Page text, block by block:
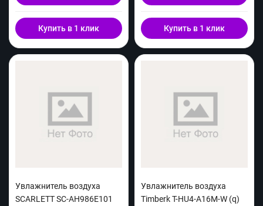
Купить в 1 клик Купить в 1 клик
Увлажнитель воздуха
SCARLETT SC-AH986E101
Увлажнитель воздуха
Timberk T-HU4-A16M-W (q)